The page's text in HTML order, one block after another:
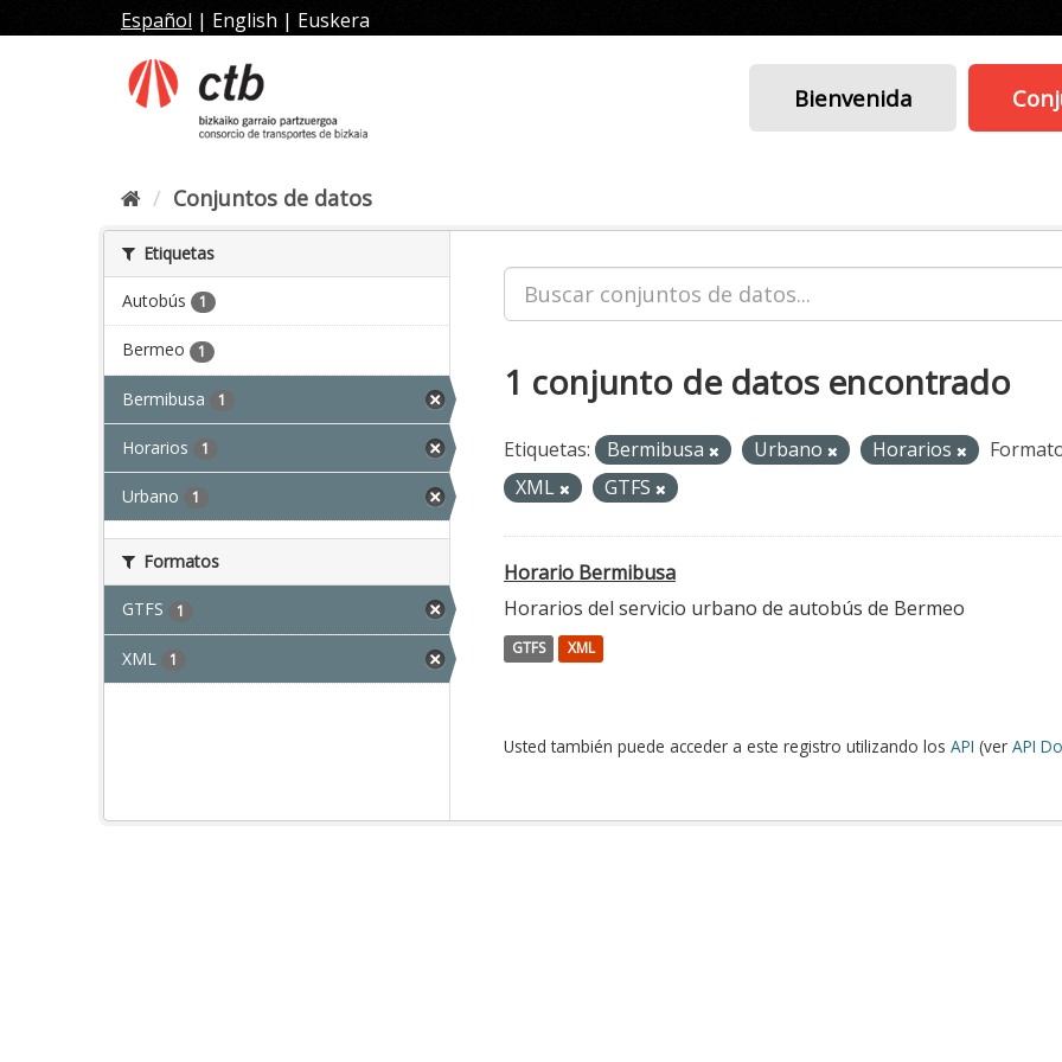
al
Español | English | Euskera
Bienvenida
Conjuntos de datos
Etiquetas
Autobús 1
Bermeo 1
Bermibusa 1
Horarios 1
Urbano 1
Formatos
GTFS 1
XML 1
1 conjunto de datos encontrado
Etiquetas: Bermibusa Urbano Horarios
XML
GTFS
Horario Bermibusa
Horarios del servicio urbano de autobús de Bermeo
GTFS XML
Usted también puede acceder a este registro utilizando los API (ver API